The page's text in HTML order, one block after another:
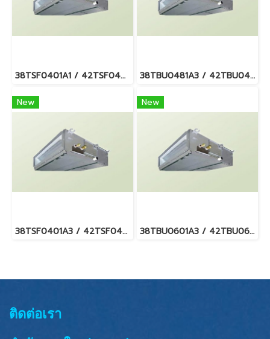
38TSF0401A1 / 42TSF0401BP แอร์แคเรียร์ รุ่นต่อท่อลม/คอยล์เปลือย รีโมทมีสาย Carrier Ducted Type R410a 38TBU0481A3 / 42TBU0481BP แอร์แคเรียร์ รุ่นต่อท่อลม/คอยล์เปลือย รีโมทมีสาย Carrier Ducted Type R410a (ไฟ 3 เฟส/380V.)
New
38TSF0401A3 / 42TSF0401BP แอร์แคเรียร์ รุ่นต่อท่อลม/คอยล์เปลือย รีโมทมีสาย Carrier Ducted Type R410a (ไฟ 3 เฟส/380V.)
New
38TBU0601A3 / 42TBU0601BP แอร์แคเรียร์ รุ่นต่อท่อลม/คอยล์เปลือย รีโมทมีสาย Carrier Ducted Type R410a (ไฟ 3 เฟส/380V.)
ติดต่อเรา